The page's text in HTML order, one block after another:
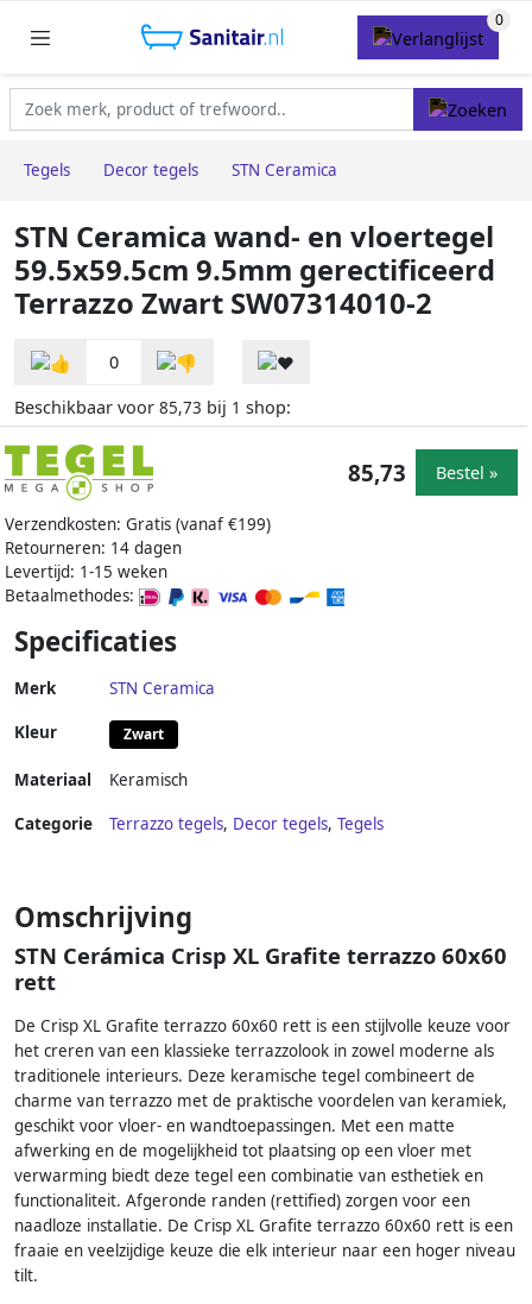
Tegels Decor tegels STN Ceramica
STN Ceramica wand- en vloertegel
59.5x59.5cm 9.5mm gerectificeerd
Terrazzo Zwart SW07314010-2
0
Beschikbaar voor 85,73 bij 1 shop:
Verzendkosten: Gratis (vanaf €199)
Retourneren: 14 dagen
Levertijd: 1-15 weken
Betaalmethodes:
85,73 Bestel »
Specificaties
Merk STN Ceramica
Kleur Zwart
Materiaal Keramisch
Categorie Terrazzo tegels, Decor tegels, Tegels
Omschrijving
STN Cerámica Crisp XL Grafite terrazzo 60x60
rett
De Crisp XL Grafite terrazzo 60x60 rett is een stijlvolle keuze voor
het creren van een klassieke terrazzolook in zowel moderne als
traditionele interieurs. Deze keramische tegel combineert de
charme van terrazzo met de praktische voordelen van keramiek,
geschikt voor vloer- en wandtoepassingen. Met een matte
afwerking en de mogelijkheid tot plaatsing op een vloer met
verwarming biedt deze tegel een combinatie van esthetiek en
functionaliteit. Afgeronde randen (rettified) zorgen voor een
naadloze installatie. De Crisp XL Grafite terrazzo 60x60 rett is een
fraaie en veelzijdige keuze die elk interieur naar een hoger niveau
tilt.